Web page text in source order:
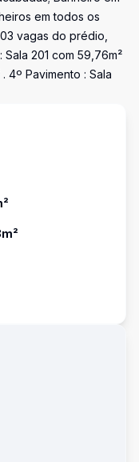
em todos os
vagas do prédio,
201 com 59,76m²
4º Pavimento : Sala
m²